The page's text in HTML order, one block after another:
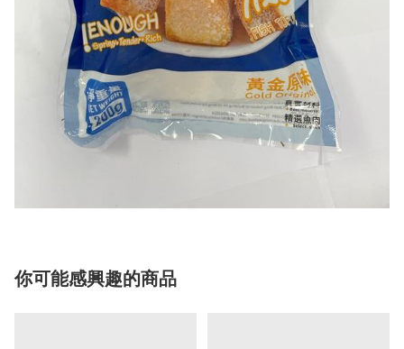
你可能感興趣的商品